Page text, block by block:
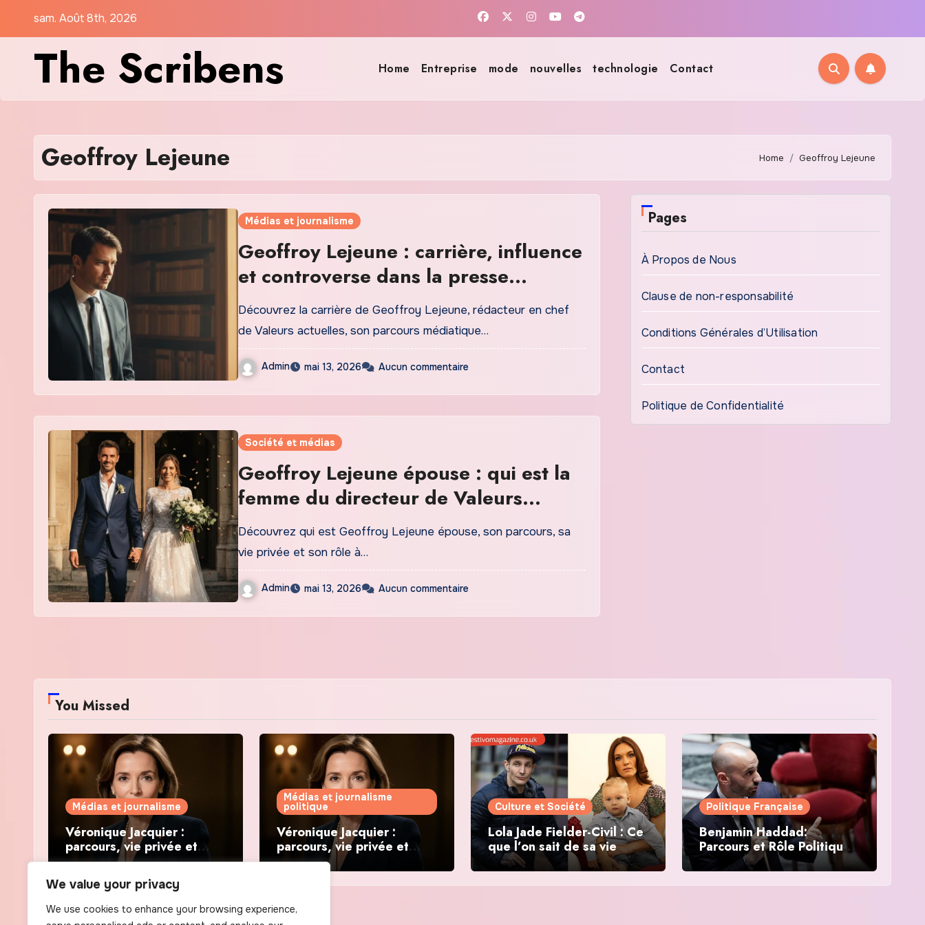
We value your privacy
We use cookies to enhance your browsing experience,
sam. Août 8th, 2026
The Scribens Home Entreprise mode nouvelles technologie Contact
Geoffroy Lejeune Home Geoffroy Lejeune
Médias et journalisme
Geoffroy Lejeune : carrière, influence
et controverse dans la presse
française
Découvrez la carrière de Geoffroy Lejeune, rédacteur en chef
de Valeurs actuelles, son parcours médiatique…
Admin mai 13, 2026 Aucun commentaire
Société et médias
Geoffroy Lejeune épouse : qui est la
femme du directeur de Valeurs
Actuelles ?
Découvrez qui est Geoffroy Lejeune épouse, son parcours, sa
vie privée et son rôle à…
Admin mai 13, 2026 Aucun commentaire
Pages
À Propos de Nous
Clause de non-responsabilité
Conditions Générales d’Utilisation
Contact
Politique de Confidentialité
You Missed
Médias et journalisme
Véronique Jacquier :
parcours, vie privée et
révélations politiques
Médias et journalisme
politique
Véronique Jacquier :
parcours, vie privée et
révélations politiques
Culture et Société
Lola Jade Fielder-Civil : Ce
que l’on sait de sa vie
Politique Française
Benjamin Haddad:
Parcours et Rôle Politique
en France